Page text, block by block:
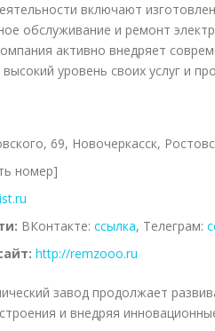
включают
обслуживание и ремонт
активно внедряет
уровень своих услуг и
69, Новочеркасск,
номер]
ВКонтакте: ссылка, Телеграм:
http://remzooo.ru
завод продолжает
и внедряя